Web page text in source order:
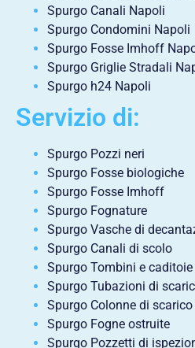
Spurgo Canali Napoli
Spurgo Condomini Napoli
Spurgo Fosse Imhoff
Spurgo Griglie Stradali
Spurgo h24 Napoli
Servizio di:
Spurgo Pozzi neri
Spurgo Fosse biologiche
Spurgo Fosse Imhoff
Spurgo Fognature
Spurgo Vasche di
Spurgo Canali di scolo
Spurgo Tombini e caditoie
Spurgo Tubazioni di
Spurgo Colonne di
Spurgo Fogne ostruite
Spurgo Pozzetti di